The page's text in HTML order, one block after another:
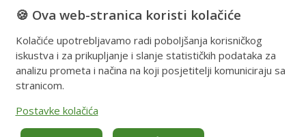
🍪 Ova web-stranica koristi kolačiće
Kolačiće upotrebljavamo radi poboljšanja korisničkog
iskustva i za prikupljanje i slanje statističkih podataka za
analizu prometa i načina na koji posjetitelji komuniciraju sa
stranicom.
Postavke kolačića